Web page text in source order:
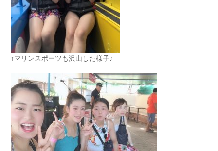
↑マリンスポーツも沢山した様子♪